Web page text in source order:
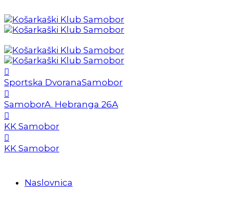
Sportska DvoranaSamobor
SamoborA. Hebranga 26A
KK Samobor
KK Samobor
Naslovnica